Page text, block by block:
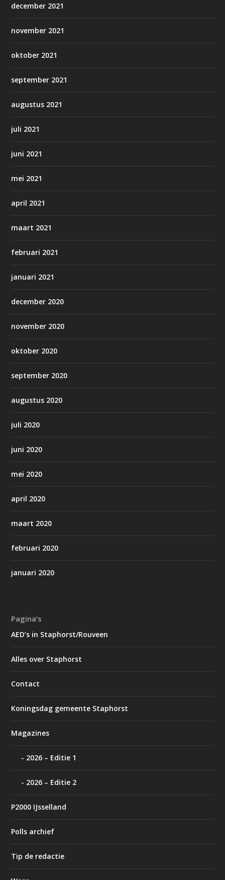
december 2021
november 2021
oktober 2021
september 2021
augustus 2021
juli 2021
juni 2021
mei 2021
april 2021
maart 2021
februari 2021
januari 2021
december 2020
november 2020
oktober 2020
september 2020
augustus 2020
juli 2020
juni 2020
mei 2020
april 2020
maart 2020
februari 2020
januari 2020
Pagina’s
AED’s in Staphorst/Rouveen
Alles over Staphorst
Contact
Koningsdag gemeente Staphorst
Magazines
2026 – Editie 1
2026 – Editie 2
P2000 IJsselland
Polls archief
Tip de redactie